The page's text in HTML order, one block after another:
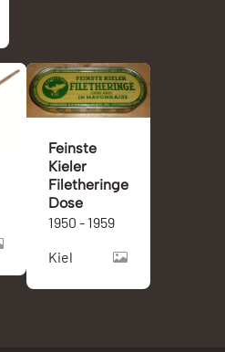
Feinste
Kieler
Filetheringe
Dose
1950 - 1959
Kiel